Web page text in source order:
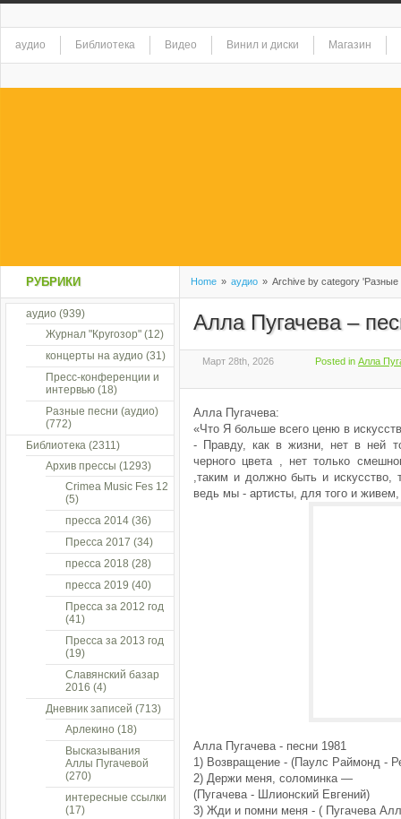
аудио Библиотека Видео Винил и диски Магазин
Home » аудио » Archive by category
Алла Пугачева –
Март 28th, 2026 Posted in Алла
Алла Пугачева:
«Что Я больше всего ценю в
- Правду, как в жизни, нет в ней
черного цвета , нет только
,таким и должно быть и искусство,
ведь мы - артисты, для того и
Алла Пугачева - песни 1981
1) Возвращение - (Паулс Раймонд -
2) Держи меня, соломинка —
(Пугачева - Шлионский Евгений)
3) Жди и помни меня - ( Пугачева
РУБРИКИ
аудио (939)
Журнал "Кругозор" (12)
концерты на аудио (31)
Пресс-конференции и
интервью (18)
Разные песни (аудио)
(772)
Библиотека (2311)
Архив прессы (1293)
Crimea Music Fes 12
(5)
пресса 2014 (36)
Пресса 2017 (34)
пресса 2018 (28)
пресса 2019 (40)
Пресса за 2012 год
(41)
Пресса за 2013 год
(19)
Славянский базар
2016 (4)
Дневник записей (713)
Арлекино (18)
Высказывания
Аллы Пугачевой
(270)
интересные ссылки
(17)